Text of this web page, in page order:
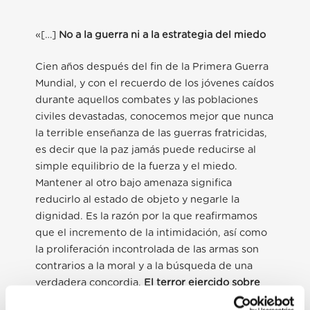
«[…] No a la guerra ni a la estrategia del miedo
Cien años después del fin de la Primera Guerra
Mundial, y con el recuerdo de los jóvenes caídos
durante aquellos combates y las poblaciones
civiles devastadas, conocemos mejor que nunca
la terrible enseñanza de las guerras fratricidas,
es decir que la paz jamás puede reducirse al
simple equilibrio de la fuerza y el miedo.
Mantener al otro bajo amenaza significa
reducirlo al estado de objeto y negarle la
dignidad. Es la razón por la que reafirmamos
que el incremento de la intimidación, así como
la proliferación incontrolada de las armas son
contrarios a la moral y a la búsqueda de una
verdadera concordia. El terror ejercido sobre
las personas más vulnerables contribuye al